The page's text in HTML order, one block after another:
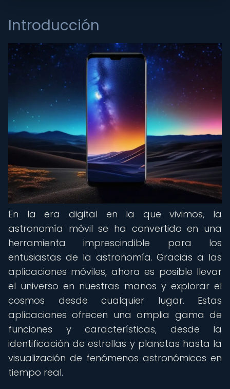
Introducción
En la era digital en la que vivimos, la
astronomía móvil se ha convertido en una
herramienta imprescindible para los
entusiastas de la astronomía. Gracias a las
aplicaciones móviles, ahora es posible llevar
el universo en nuestras manos y explorar el
cosmos desde cualquier lugar. Estas
aplicaciones ofrecen una amplia gama de
funciones y características, desde la
identificación de estrellas y planetas hasta la
visualización de fenómenos astronómicos en
tiempo real.